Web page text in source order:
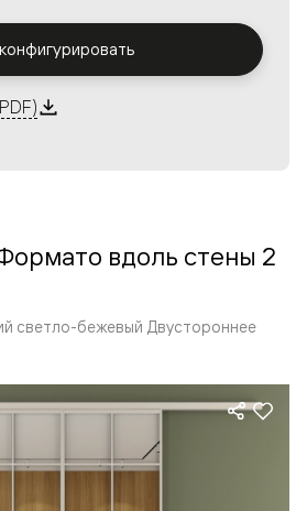
и варьировать освещённость.
имеют единый профиль
и легко сочетаются в одном
и дверей координируется
Волховец.вдоль стены 2
светло-бежевый Двустороннее